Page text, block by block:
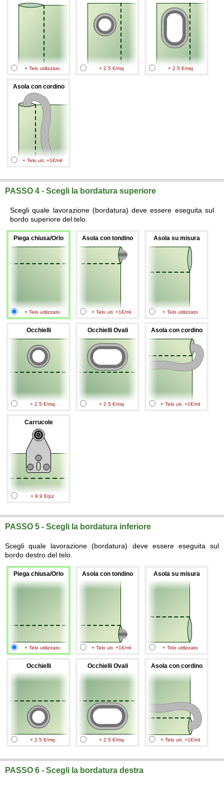
+ Telo utilizzato + 2.5 €/mq + 2.5 €/mq
Asola con cordino
+ Telo uti. +1€/ml
PASSO 4 - Scegli la bordatura superiore
Scegli quale lavorazione (bordatura) deve essere eseguita sul
bordo superiore del telo.
Piega chiusa/Orlo
+ Telo utilizzato
Asola con tondino
+ Telo uti. +1€/ml
Asola su misura
+ Telo utilizzato
Occhielli
+ 2.5 €/mq
Occhielli Ovali
+ 2.5 €/mq
Asola con cordino
+ Telo uti. +1€/ml
Carrucole
+ 9.9 €/pz
PASSO 5 - Scegli la bordatura inferiore
Scegli quale lavorazione (bordatura) deve essere eseguita sul
bordo destro del telo.
Piega chiusa/Orlo
+ Telo utilizzato
Asola con tondino
+ Telo uti. +1€/ml
Asola su misura
+ Telo utilizzato
Occhielli
+ 2.5 €/mq
Occhielli Ovali
+ 2.5 €/mq
Asola con cordino
+ Telo uti. +1€/ml
PASSO 6 - Scegli la bordatura destra